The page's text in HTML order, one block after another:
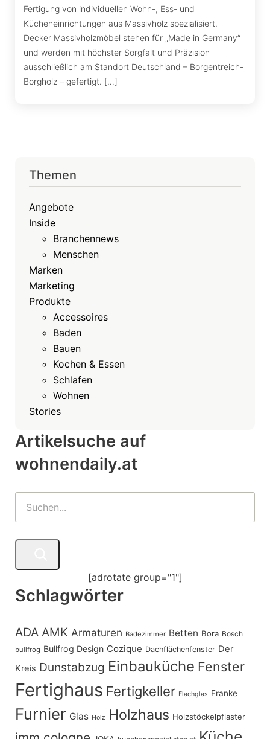
Fertigung von individuellen Wohn-, Ess- und
Kücheneinrichtungen aus Massivholz spezialisiert.
Decker Massivholzmöbel stehen für „Made in Germany“
und werden mit höchster Sorgfalt und Präzision
ausschließlich am Standort Deutschland – Borgentreich-
Borgholz – gefertigt. […]
Themen
Angebote
Inside
Branchennews
Menschen
Marken
Marketing
Produkte
Accessoires
Baden
Bauen
Kochen & Essen
Schlafen
Wohnen
Stories
Artikelsuche auf
wohnendaily.at
[adrotate group="1"]
Schlagwörter
ADA AMK Armaturen Badezimmer Betten Bora Bosch
bullfrog Bullfrog Design Cozique Dachflächenfenster Der
Kreis Dunstabzug Einbauküche Fenster
Fertighaus Fertigkeller Flachglas Franke
Furnier Glas Holz Holzhaus Holzstöckelpflaster